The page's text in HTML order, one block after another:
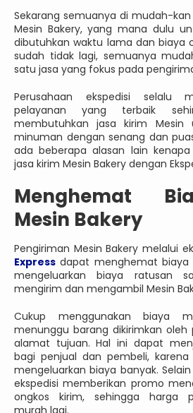
Sekarang semuanya di mudah-
Mesin Bakery, yang mana dulu
dibutuhkan waktu lama dan biaya
sudah tidak lagi, semuanya
satu jasa yang fokus pada
Perusahaan ekspedisi selalu
pelayanan yang terbaik
membutuhkan jasa kirim Mesin
minuman dengan senang dan
ada beberapa alasan lain
jasa kirim Mesin Bakery dengan
Menghemat
Mesin Bakery
Pengiriman Mesin Bakery melalui
Express dapat menghemat biaya
mengeluarkan biaya ratusan
mengirim dan mengambil Mesin
Cukup menggunakan biaya
menunggu barang dikirimkan oleh
alamat tujuan. Hal ini dapat
bagi penjual dan pembeli,
mengeluarkan biaya banyak.
ekspedisi memberikan promo
ongkos kirim, sehingga harga
murah lagi.